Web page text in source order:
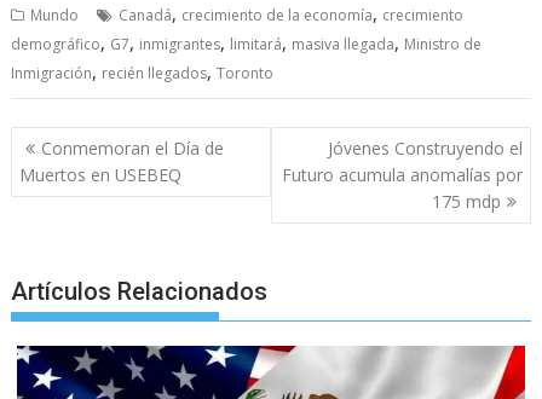
e
b
o
o
k
itt
er
ai
l
at
s
A
p
p
ss
e
n
er
y
e
e
gr
a
m
ar
Mundo Canadá, crecimiento de la economía, crecimiento
demográfico, G7, inmigrantes, limitará, masiva llegada, Ministro de
Inmigración, recién llegados,Toronto
Post
navigation
Conmemoran el Día de
Muertos en USEBEQ
Jóvenes Construyendo el
Futuro acumula anomalías por
175 mdp
Artículos Relacionados